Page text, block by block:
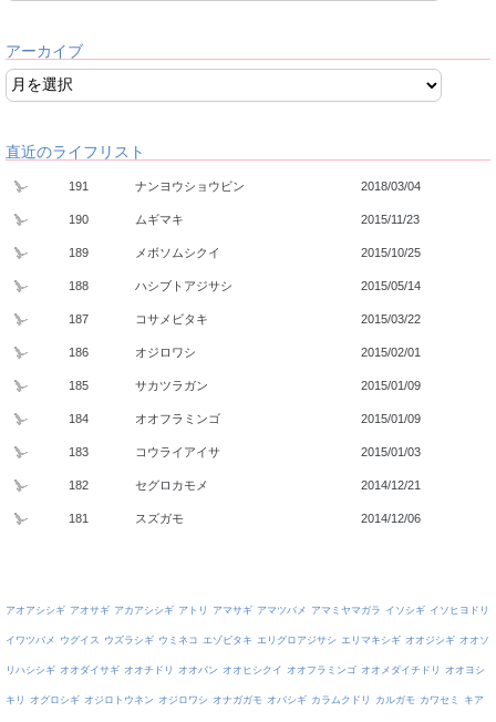
アーカイブ
直近のライフリスト
191 ナンヨウショウビン 2018/03/04
190 ムギマキ 2015/11/23
189 メボソムシクイ 2015/10/25
188 ハシブトアジサシ 2015/05/14
187 コサメビタキ 2015/03/22
186 オジロワシ 2015/02/01
185 サカツラガン 2015/01/09
184 オオフラミンゴ 2015/01/09
183 コウライアイサ 2015/01/03
182 セグロカモメ 2014/12/21
181 スズガモ 2014/12/06
アオアシシギ アオサギ アカアシシギ アトリ アマサギ アマツバメ アマミヤマガラ イソシギ イソヒヨドリ
イワツバメ ウグイス ウズラシギ ウミネコ エゾビタキ エリグロアジサシ エリマキシギ オオジシギ オオソ
リハシシギ オオダイサギ オオチドリ オオバン オオヒシクイ オオフラミンゴ オオメダイチドリ オオヨシ
キリ オグロシギ オジロトウネン オジロワシ オナガガモ オバシギ カラムクドリ カルガモ カワセミ キア